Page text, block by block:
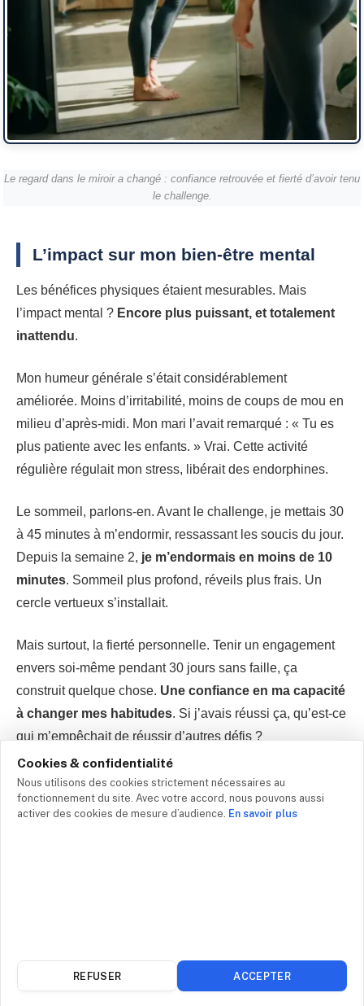
Le regard dans le miroir a changé : confiance retrouvée et fierté d’avoir tenu
le challenge.
L’impact sur mon bien-être mental
Les bénéfices physiques étaient mesurables. Mais
l’impact mental ? Encore plus puissant, et totalement
inattendu.
Mon humeur générale s’était considérablement
améliorée. Moins d’irritabilité, moins de coups de mou en
milieu d’après-midi. Mon mari l’avait remarqué : « Tu es
plus patiente avec les enfants. » Vrai. Cette activité
régulière régulait mon stress, libérait des endorphines.
Le sommeil, parlons-en. Avant le challenge, je mettais 30
à 45 minutes à m’endormir, ressassant les soucis du jour.
Depuis la semaine 2, je m’endormais en moins de 10
minutes. Sommeil plus profond, réveils plus frais. Un
cercle vertueux s’installait.
Mais surtout, la fierté personnelle. Tenir un engagement
envers soi-même pendant 30 jours sans faille, ça
construit quelque chose. Une confiance en ma capacité
à changer mes habitudes. Si j’avais réussi ça, qu’est-ce
qui m’empêchait de réussir d’autres défis ?
Cookies & confidentialité
Nous utilisons des cookies strictement nécessaires au
fonctionnement du site. Avec votre accord, nous pouvons aussi
activer des cookies de mesure d’audience. En savoir plus
REFUSER ACCEPTER